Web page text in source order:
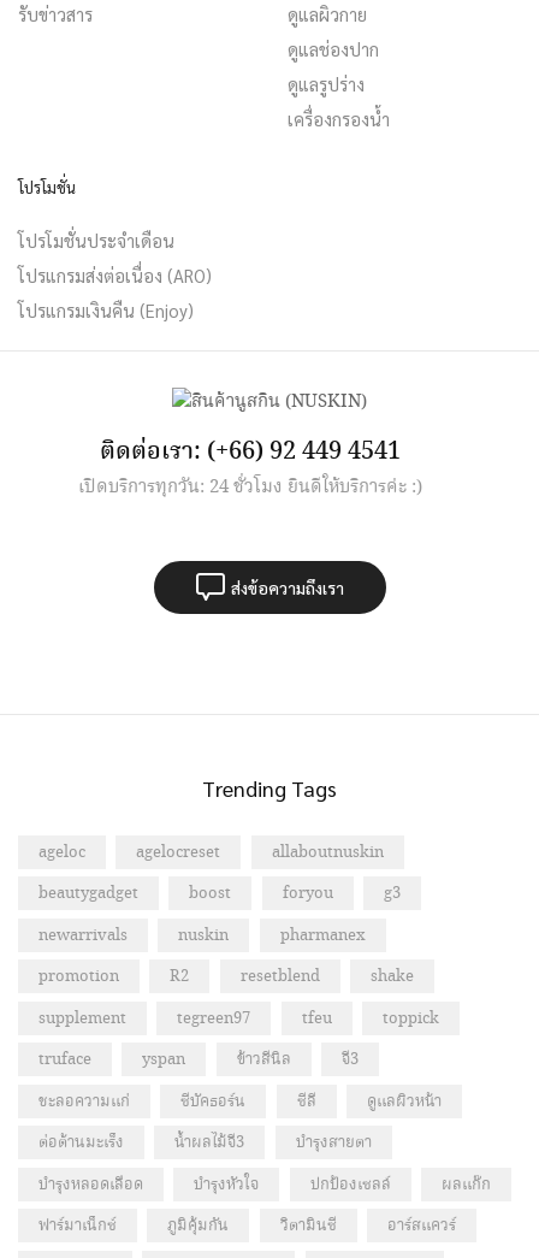
รับข่าวสาร
ดูแลผิวกาย
ดูแลช่องปาก
ดูแลรูปร่าง
เครื่องกรองน้ำ
โปรโมชั่น
โปรโมชั่นประจำเดือน
โปรแกรมส่งต่อเนื่อง (ARO)
โปรแกรมเงินคืน (Enjoy)
ติดต่อเรา: (+66) 92 449 4541
เปิดบริการทุกวัน: 24 ชั่วโมง ยินดีให้บริการค่ะ :)
ส่งข้อความถึงเรา
Trending Tags
ageloc agelocreset
allaboutnuskin
beautygadget
boost foryou
g3
newarrivals
nuskin
pharmanex
promotion
R2 resetblend
shake
supplement
tegreen97 tfeu
toppick
truface
yspan ข้าวสีนิล
จี3
ชะลอความแก่
ซีบัคธอร์น ซีลี
ดูแลผิวหน้า
ต่อต้านมะเร็ง
น้ำผลไม้จี3
บำรุงสายตา
บำรุงหลอดเลือด
บำรุงหัวใจ ปกป้องเซลล์
ผลแก๊ก
ฟาร์มาเน็กซ์
ภูมิคุ้มกัน วิตามินซี
อาร์สแควร์